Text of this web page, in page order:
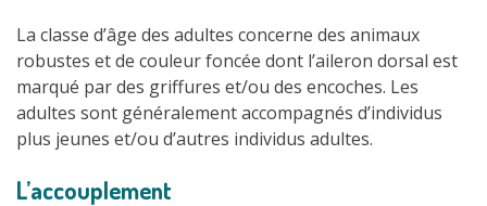
La classe d’âge des adultes concerne des animaux
robustes et de couleur foncée dont l’aileron dorsal est
marqué par des griffures et/ou des encoches. Les
adultes sont généralement accompagnés d’individus
plus jeunes et/ou d’autres individus adultes.
L’accouplement